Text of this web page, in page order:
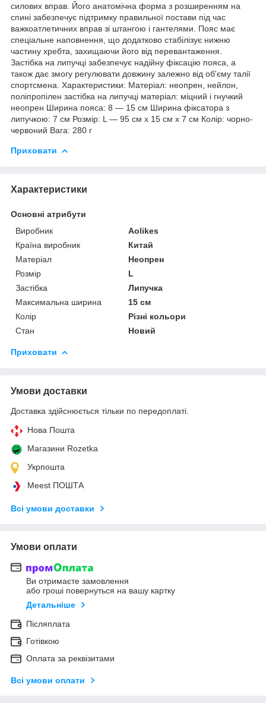
силових вправ. Його анатомічна форма з розширенням на
спині забезпечує підтримку правильної постави під час
важкоатлетичних вправ зі штангою і гантелями. Пояс має
спеціальне наповнення, що додатково стабілізує нижню
частину хребта, захищаючи його від перевантаження.
Застібка на липучці забезпечує надійну фіксацію пояса, а
також дає змогу регулювати довжину залежно від об'єму талії
спортсмена. Характеристики: Матеріал: неопрен, нейлон,
поліпропілен застібка на липучці матеріал: міцний і гнучкий
неопрен Ширина пояса: 8 — 15 см Ширина фіксатора з
липучкою: 7 см Розмір: L — 95 см х 15 см х 7 см Колір: чорно-
червоний Вага: 280 г
Приховати
Характеристики
Основні атрибути
Виробник
Aolikes
Країна виробник
Китай
Матеріал
Неопрен
Розмір
L
Застібка
Липучка
Максимальна ширина
15 см
Колір
Різні кольори
Стан
Новий
Приховати
Умови доставки
Доставка здійснюється тільки по передоплаті.
Нова Пошта
Магазини Rozetka
Укрпошта
Meest ПОШТА
Всі умови доставки
Умови оплати
Ви отримаєте замовлення
або гроші повернуться на вашу картку
Детальніше
Післяплата
Готівкою
Оплата за реквізитами
Всі умови оплати